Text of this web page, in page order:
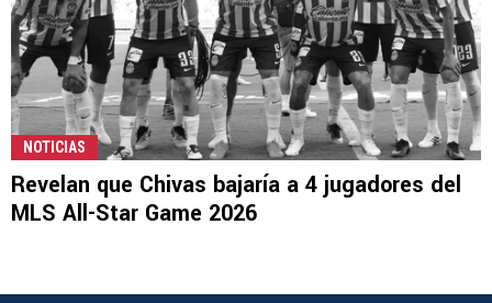
NOTICIAS
Revelan que Chivas bajaría a 4 jugadores del
MLS All-Star Game 2026